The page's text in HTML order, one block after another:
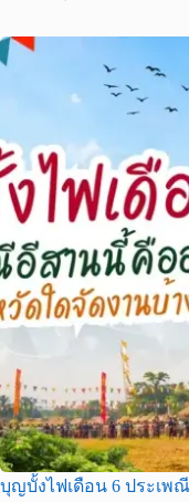
บุญบั้งไฟเดือน 6 ประเพ